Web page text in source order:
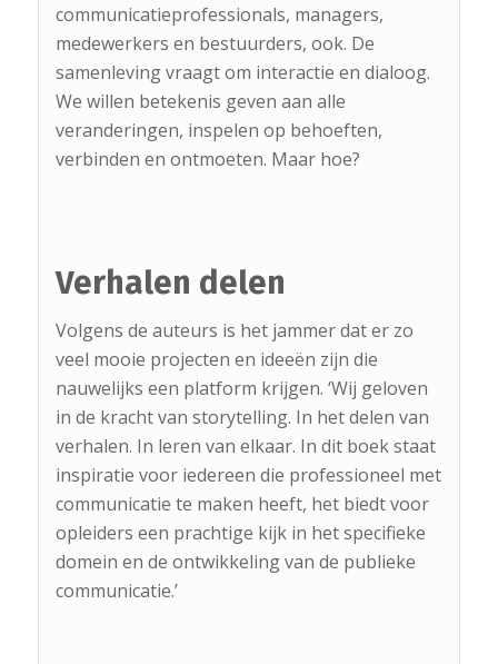
communicatieprofessionals, managers,
medewerkers en bestuurders, ook. De
samenleving vraagt om interactie en dialoog.
We willen betekenis geven aan alle
veranderingen, inspelen op behoeften,
verbinden en ontmoeten. Maar hoe?
Verhalen delen
Volgens de auteurs is het jammer dat er zo
veel mooie projecten en ideeën zijn die
nauwelijks een platform krijgen. ‘Wij geloven
in de kracht van storytelling. In het delen van
verhalen. In leren van elkaar. In dit boek staat
inspiratie voor iedereen die professioneel met
communicatie te maken heeft, het biedt voor
opleiders een prachtige kijk in het specifieke
domein en de ontwikkeling van de publieke
communicatie.’